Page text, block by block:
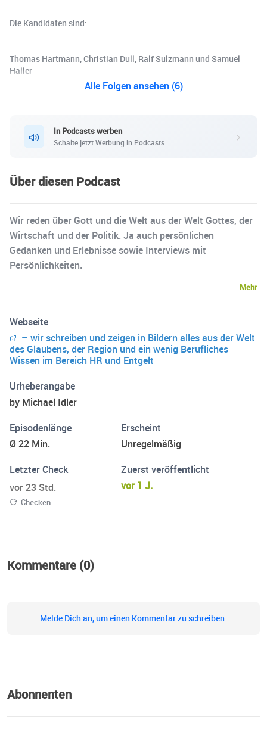
Die Kandidaten sind:
Thomas Hartmann, Christian Dull, Ralf Sulzmann und Samuel
Haller
Alle Folgen ansehen (6)
In Podcasts werben
Schalte jetzt Werbung in Podcasts.
Über diesen Podcast
Wir reden über Gott und die Welt aus der Welt Gottes, der
Wirtschaft und der Politik. Ja auch persönlichen
Gedanken und Erlebnisse sowie Interviews mit
Persönlichkeiten.
Mehr
Webseite
– wir schreiben und zeigen in Bildern alles aus der Welt
des Glaubens, der Region und ein wenig Berufliches
Wissen im Bereich HR und Entgelt
Urheberangabe
by Michael Idler
Episodenlänge
Ø 22 Min.
Erscheint
Unregelmäßig
Letzter Check
vor 23 Std.
Checken
Zuerst veröffentlicht
vor 1 J.
Kommentare (0)
Melde Dich an, um einen Kommentar zu schreiben.
Abonnenten